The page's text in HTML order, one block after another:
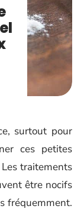
surtout pour
ces petites
traitements
être nocifs
fréquemment.